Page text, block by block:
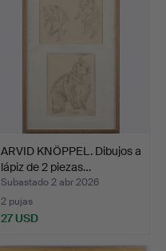
ARVID KNÖPPEL. Dibujos a
lápiz de 2 piezas…
Subastado 2 abr 2026
2 pujas
27 USD